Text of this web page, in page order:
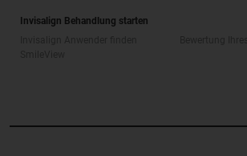
Invisalign Behandlung starten